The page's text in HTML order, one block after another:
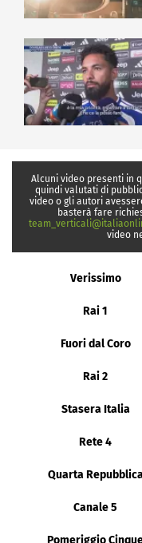
Alcuni video presenti in
quindi valutati di
video o gli autori
basterà fare
video
Verissimo
Rai 1
Fuori dal Coro
Rai 2
Stasera Italia
Rete 4
Quarta
Canale 5